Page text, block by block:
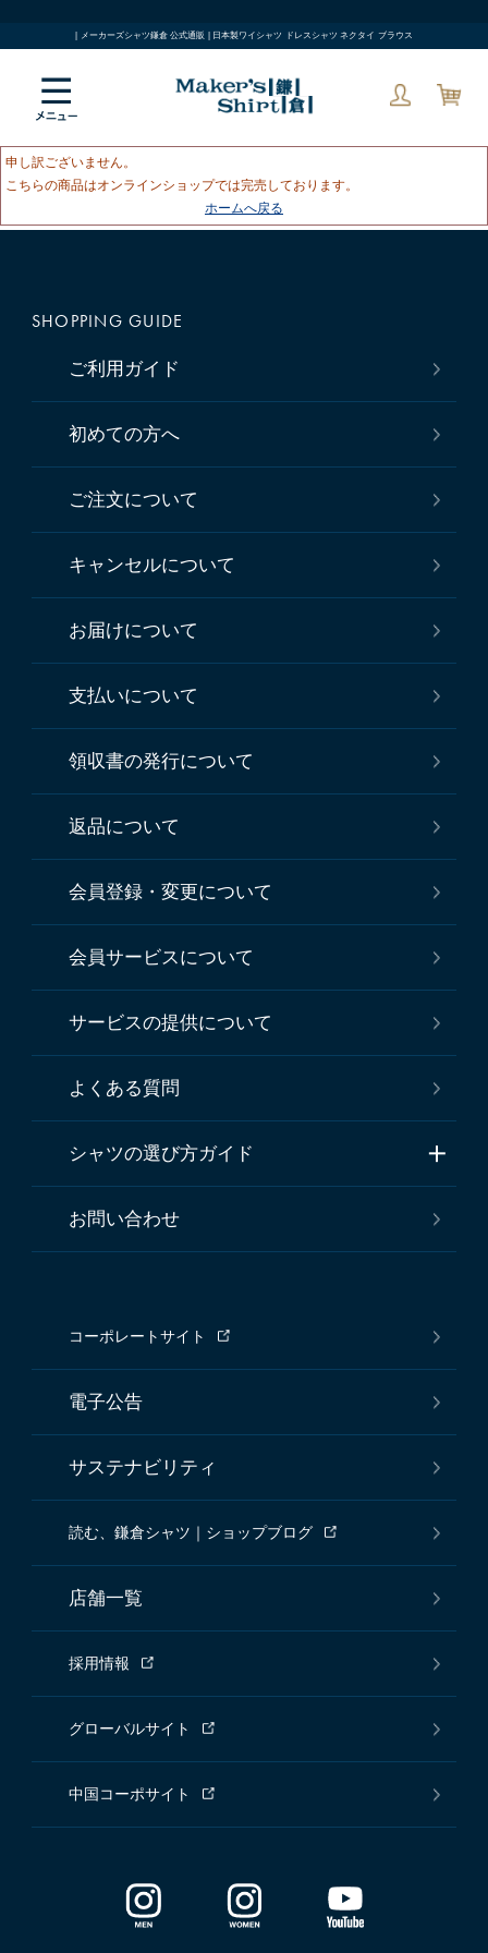
| メーカーズシャツ鎌倉 公式通販 | 日本製ワイシャツ ドレスシャツ ネクタイ ブラウス
申し訳ございません。
こちらの商品はオンラインショップでは完売しております。
ホームへ戻る
SHOPPING GUIDE
ご利用ガイド
初めての方へ
ご注文について
キャンセルについて
お届けについて
支払いについて
領収書の発行について
返品について
会員登録・変更について
会員サービスについて
サービスの提供について
よくある質問
シャツの選び方ガイド
お問い合わせ
コーポレートサイト
電子公告
サステナビリティ
読む、鎌倉シャツ｜ショップブログ
店舗一覧
採用情報
グローバルサイト
中国コーポサイト